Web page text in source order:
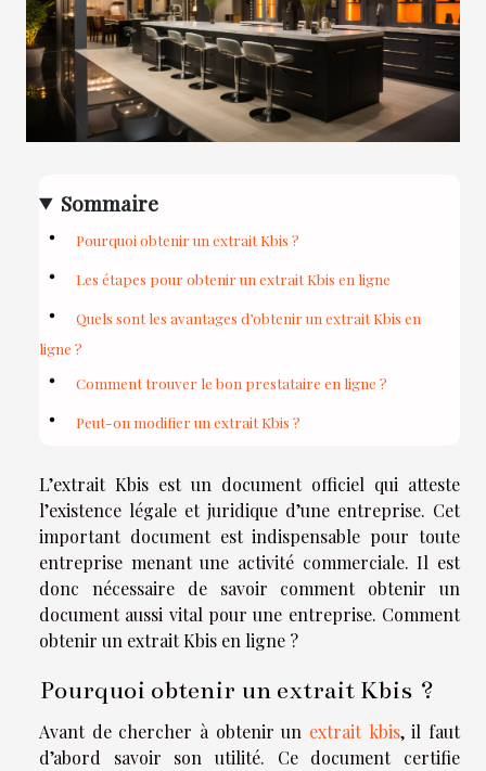
Sommaire
Pourquoi obtenir un extrait Kbis ?
Les étapes pour obtenir un extrait Kbis en ligne
Quels sont les avantages d’obtenir un extrait Kbis en
ligne ?
Comment trouver le bon prestataire en ligne ?
Peut-on modifier un extrait Kbis ?
L’extrait Kbis est un document officiel qui atteste
l’existence légale et juridique d’une entreprise. Cet
important document est indispensable pour toute
entreprise menant une activité commerciale. Il est
donc nécessaire de savoir comment obtenir un
document aussi vital pour une entreprise. Comment
obtenir un extrait Kbis en ligne ?
Pourquoi obtenir un extrait Kbis ?
Avant de chercher à obtenir un extrait kbis, il faut
d’abord savoir son utilité. Ce document certifie